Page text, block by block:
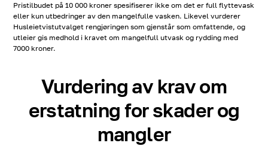
Pristilbudet på 10 000 kroner spesifiserer ikke om det er full flyttevask
eller kun utbedringer av den mangelfulle vasken. Likevel vurderer
Husleietvistutvalget rengjøringen som gjenstår som omfattende, og
utleier gis medhold i kravet om mangelfull utvask og rydding med
7000 kroner.
Vurdering av krav om
erstatning for skader og
mangler